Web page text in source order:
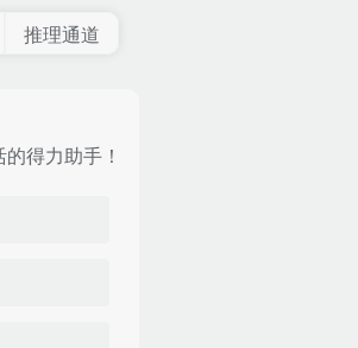
推理通道
得力助手！